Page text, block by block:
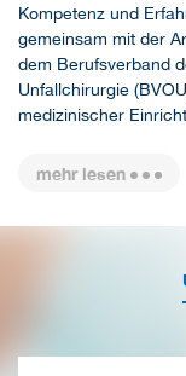
Kompetenz und
gemeinsam mit der
dem Berufsverband
Unfallchirurgie
medizinischer
mehr lesen